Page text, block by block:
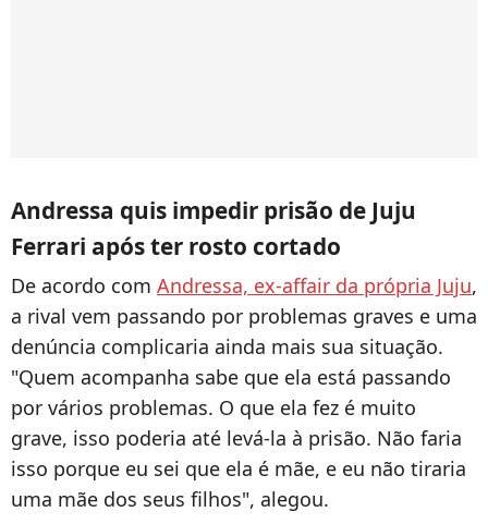
Andressa quis impedir prisão de Juju
Ferrari após ter rosto cortado
De acordo com Andressa, ex-affair da própria Juju,
a rival vem passando por problemas graves e uma
denúncia complicaria ainda mais sua situação.
"Quem acompanha sabe que ela está passando
por vários problemas. O que ela fez é muito
grave, isso poderia até levá-la à prisão. Não faria
isso porque eu sei que ela é mãe, e eu não tiraria
uma mãe dos seus filhos", alegou.